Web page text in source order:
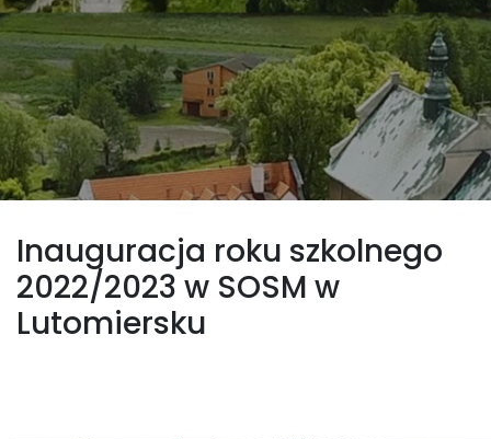
Inauguracja roku szkolnego
2022/2023 w SOSM w
Lutomiersku